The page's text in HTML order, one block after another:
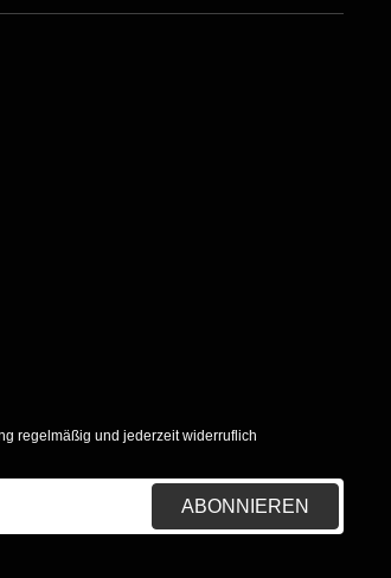
regelmäßig und jederzeit widerruflich
ABONNIEREN